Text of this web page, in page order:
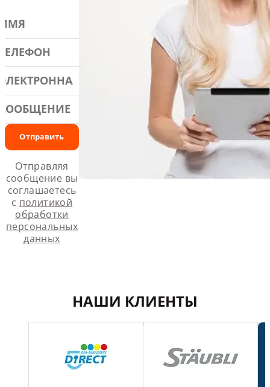
Отправить
Отправляя
сообщение вы
соглашаетесь
c политикой
обработки
персональных
данных
НАШИ КЛИЕНТЫ